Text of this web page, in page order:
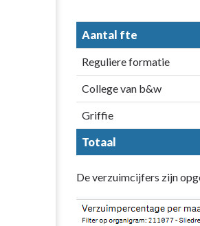
Aantal fte
Reguliere formatie
College van b&w
Griffie
Totaal
De verzuimcijfers zijn